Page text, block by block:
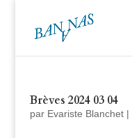
Brèves 2024 03 04
par Evariste Blanchet|